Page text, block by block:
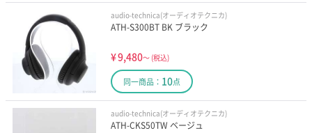
audio-technica(オーディオテクニカ)
ATH-S300BT BK ブラック
¥9,480～ (税込)
同一商品： 10点
audio-technica(オーディオテクニカ)
ATH-CKS50TW ベージュ